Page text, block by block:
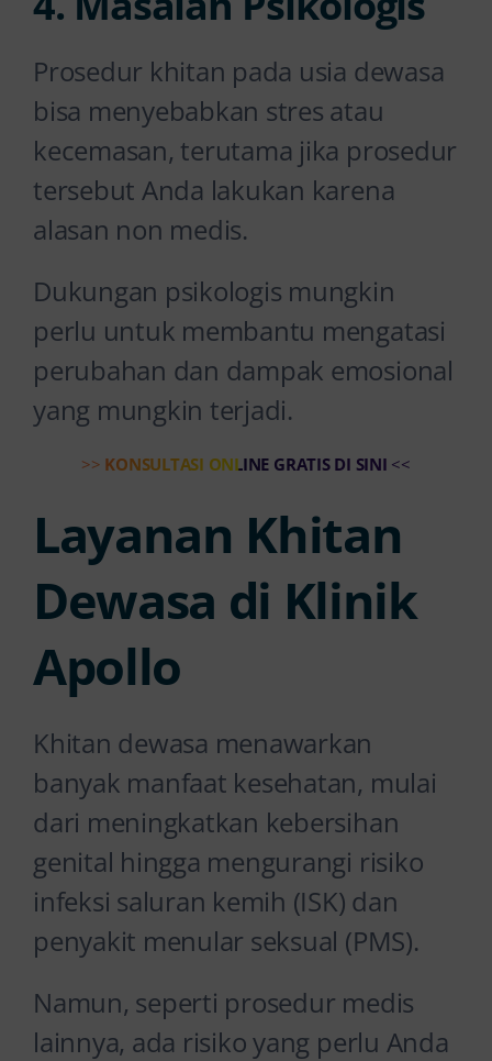
Prosedur khitan pada usia dewasa
bisa menyebabkan stres atau
kecemasan, terutama jika prosedur
tersebut Anda lakukan karena
alasan non medis.
Dukungan psikologis mungkin
perlu untuk membantu mengatasi
perubahan dan dampak emosional
yang mungkin terjadi.
>> KONSULTASI ONLINE GRATIS DI SINI <<
Layanan Khitan
Dewasa di Klinik
Apollo
Khitan dewasa menawarkan
banyak manfaat kesehatan, mulai
dari meningkatkan kebersihan
genital hingga mengurangi risiko
infeksi saluran kemih (ISK) dan
penyakit menular seksual (PMS).
Namun, seperti prosedur medis
lainnya, ada risiko yang perlu Anda